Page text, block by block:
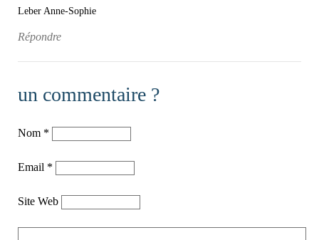
Leber Anne-Sophie
Répondre
un commentaire ?
Nom *
Email *
Site Web